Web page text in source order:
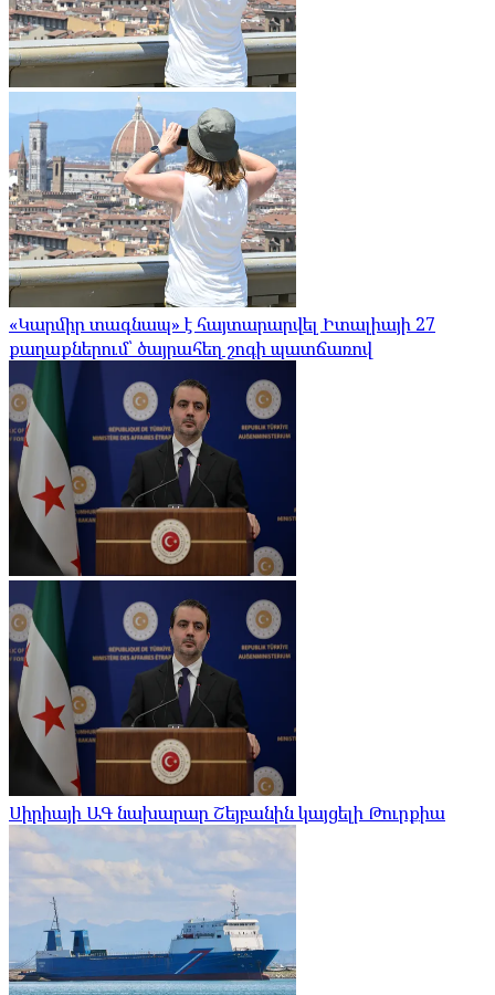
«Կարմիր տագնապ» է հայտարարվել Իտալիայի 27
քաղաքներում՝ ծայրահեղ շոգի պատճառով
Սիրիայի ԱԳ նախարար Շեյբանին կայցելի Թուրքիա